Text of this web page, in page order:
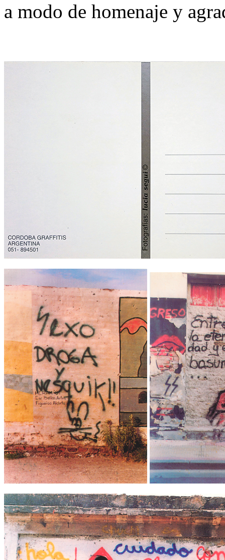
a modo de homenaje y